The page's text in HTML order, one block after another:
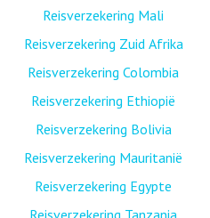
Reisverzekering Mali
Reisverzekering Zuid Afrika
Reisverzekering Colombia
Reisverzekering Ethiopië
Reisverzekering Bolivia
Reisverzekering Mauritanië
Reisverzekering Egypte
Reisverzekering Tanzania